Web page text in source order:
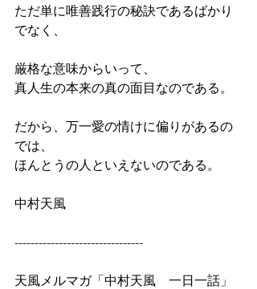
ただ単に唯善践行の秘訣であるばかり
でなく、
厳格な意味からいって、
真人生の本来の真の面目なのである。
だから、万一愛の情けに偏りがあるの
では、
ほんとうの人といえないのである。
中村天風
--------------------------------
天風メルマガ「中村天風　一日一話」